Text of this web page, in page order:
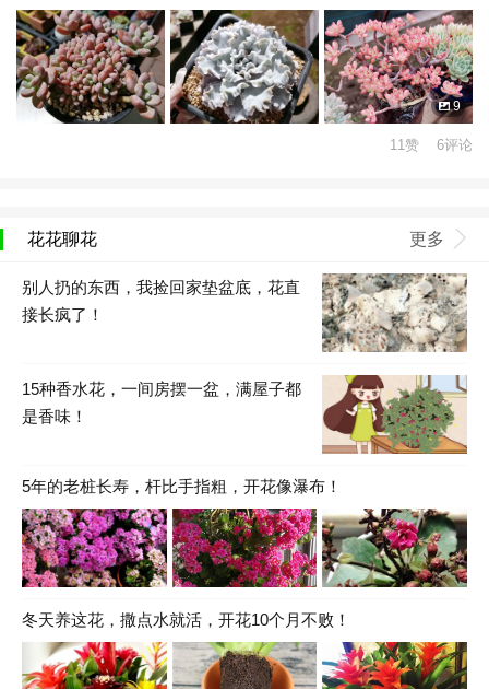
9
11赞 6评论
花花聊花 更多
别人扔的东西，我捡回家垫盆底，花直
接长疯了！
15种香水花，一间房摆一盆，满屋子都
是香味！
5年的老桩长寿，杆比手指粗，开花像瀑布！
冬天养这花，撒点水就活，开花10个月不败！